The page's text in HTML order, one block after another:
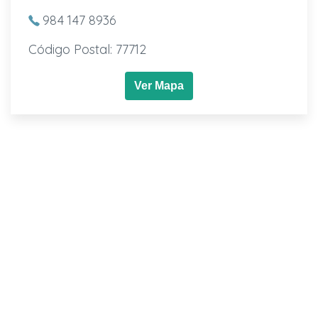
984 147 8936
Código Postal: 77712
Ver Mapa